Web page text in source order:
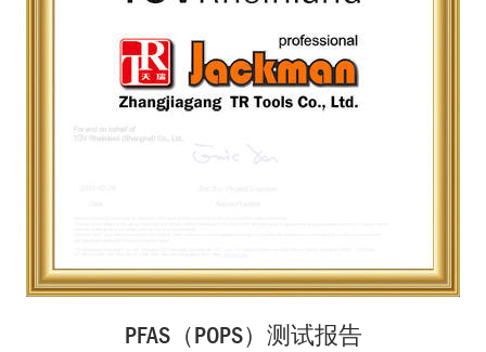
PFAS（POPS）测试报告